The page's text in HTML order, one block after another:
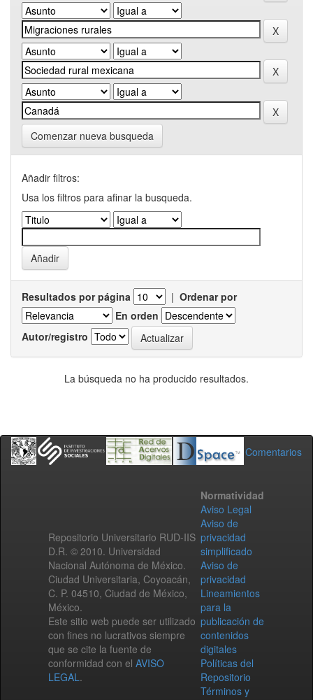
Comenzar nueva busqueda
Añadir filtros:
Usa los filtros para afinar la busqueda.
Resultados por página | Ordenar por
En orden
Autor/registro
La búsqueda no ha producido resultados.
Comentarios
Repositorio Universitario RUD-IIS
D.R. © 2010. Universidad
Nacional Autónoma de México.
Ciudad Universitaria, Coyoacán,
C. P. 04510, Ciudad de México,
México.
Este sitio web puede ser utilizado
con fines no lucrativos siempre
que se cite la fuente de
conformidad con el AVISO
LEGAL.
Normatividad
Aviso Legal
Aviso de
privacidad
simplificado
Aviso de
privacidad
Lineamientos
para la
publicación de
contenidos
digitales
Políticas del
Repositorio
Términos y